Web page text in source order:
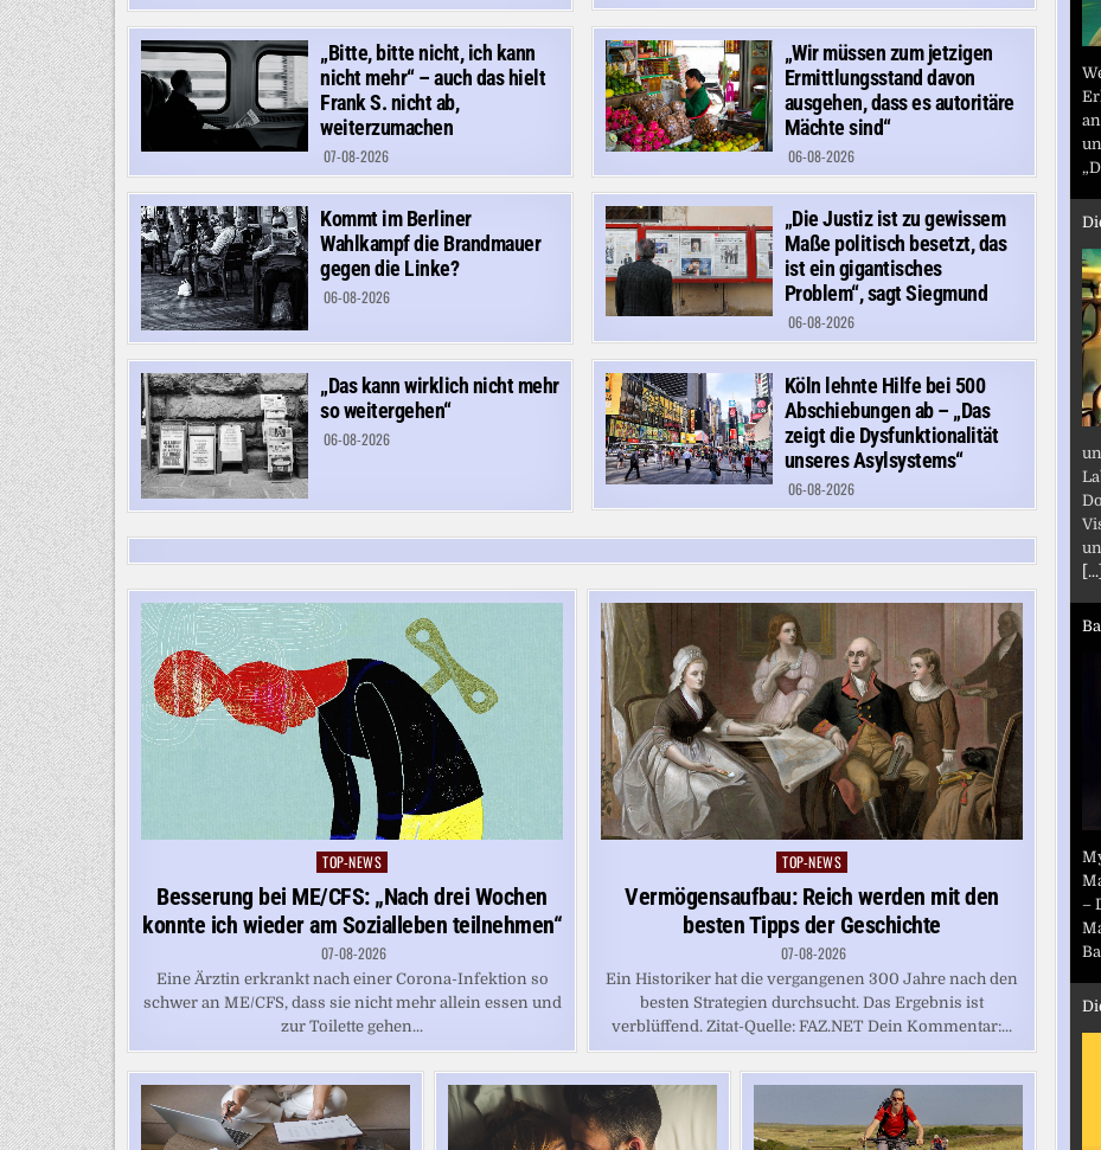
„Bitte, bitte nicht, ich kann
nicht mehr“ – auch das hielt
Frank S. nicht ab,
weiterzumachen
07-08-2026
„Wir müssen zum jetzigen
Ermittlungsstand davon
ausgehen, dass es autoritäre
Mächte sind“
06-08-2026
Kommt im Berliner
Wahlkampf die Brandmauer
gegen die Linke?
06-08-2026
„Die Justiz ist zu gewissem
Maße politisch besetzt, das
ist ein gigantisches
Problem“, sagt Siegmund
06-08-2026
„Das kann wirklich nicht mehr
so weitergehen“
06-08-2026
Köln lehnte Hilfe bei 500
Abschiebungen ab – „Das
zeigt die Dysfunktionalität
unseres Asylsystems“
06-08-2026
Posted
in
TOP-NEWS
Besserung bei ME/CFS: „Nach drei Wochen
konnte ich wieder am Sozialleben teilnehmen“
07-08-2026
Eine Ärztin erkrankt nach einer Corona-Infektion so
schwer an ME/CFS, dass sie nicht mehr allein essen und
zur Toilette gehen...
Posted
TOP-NEWS
Vermögensaufbau: Reich werden mit den
besten Tipps der Geschichte
07-08-2026
Ein Historiker hat die vergangenen 300 Jahre nach den
besten Strategien durchsucht. Das Ergebnis ist
verblüffend. Zitat-Quelle: FAZ.NET Dein Kommentar:...
[...]
–